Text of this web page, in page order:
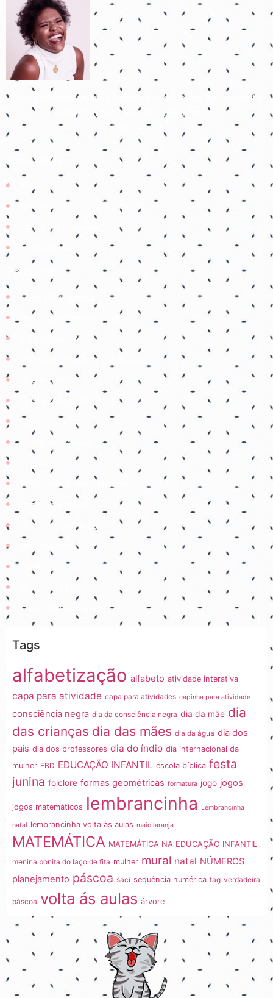
Para que todos vejam, e saibam, e considerem, e juntamente
entendam que a mão do Senhor fez isto
Isaías 41:20
Links úteis
Contato
Política de Privacidade
Termos de Uso
Parceiros
Coruja Pedagogica
Pedagogia Ingrid Moraes
SOS professor
Atividades Pedagógicas Suzano
Etiene prof
Tudo é pedagógico
Balão de Ideias
Prof Roh Pedroso
Professora Rebeca Neumann
Jogos educativos
Coisinhas da Tia Cal
@ProfessoraGii
Professora Lisiê
Ensinando com amor
Tags
alfabetização alfabeto atividade interativa
capa para atividade capa para atividades capinha para atividade
consciência negra dia da consciência negra dia da mãe dia
das crianças dia das mães dia da água dia dos
pais dia dos professores dia do índio dia internacional da
mulher EBD EDUCAÇÃO INFANTIL escola bíblica festa
junina folclore formas geométricas formatura jogo jogos
jogos matemáticos lembrancinha Lembrancinha
natal lembrancinha volta às aulas maio laranja
MATEMÁTICA MATEMÁTICA NA EDUCAÇÃO INFANTIL
menina bonita do laço de fita mulher mural natal NÚMEROS
planejamento páscoa saci sequência numérica tag verdadeira
páscoa volta ás aulas árvore